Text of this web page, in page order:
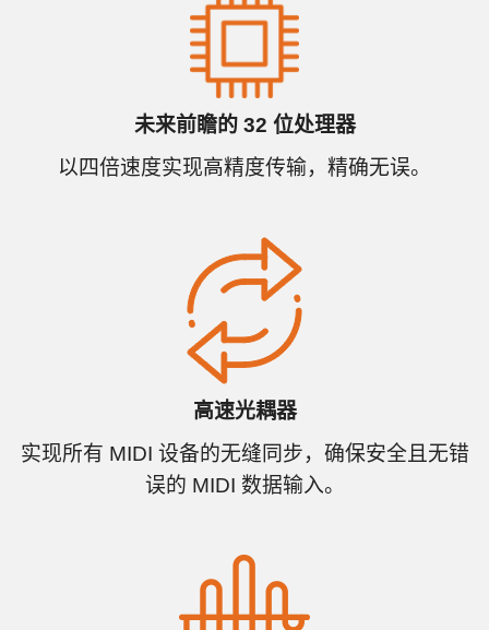
未来前瞻的 32 位处理器
以四倍速度实现高精度传输，精确无误。
高速光耦器
实现所有 MIDI 设备的无缝同步，确保安全且无错
误的 MIDI 数据输入。